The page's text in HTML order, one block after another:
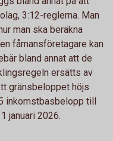
3:12-reglerna. Man
man ska beräkna
fåmansföretagare kan
bland annat att de
ersätts av
gränsbeloppet höjs
inkomstbasbelopp till
januari 2026.